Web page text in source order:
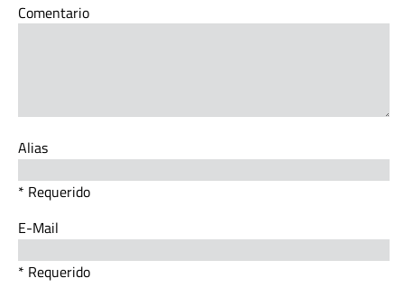
Comentario
Alias
* Requerido
E-Mail
* Requerido